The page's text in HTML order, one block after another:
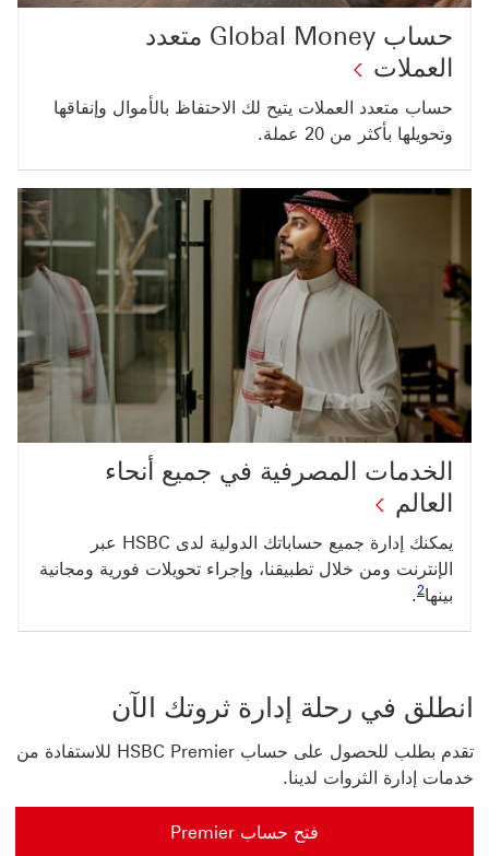
حساب Global Money متعدد
العملات
حساب متعدد العملات يتيح لك الاحتفاظ بالأموال وإنفاقها
وتحويلها بأكثر من 20 عملة.
الخدمات المصرفية في جميع أنحاء
العالم‬
يمكنك إدارة جميع حساباتك الدولية لدى HSBC عبر
الإنترنت ومن خلال تطبيقنا، وإجراء تحويلات فورية ومجانية
بينها2
رابط الحاشية السفلية 2
.
انطلق في رحلة إدارة ثروتك الآن
تقدم بطلب للحصول على حساب HSBC Premier للاستفادة من
خدمات إدارة الثروات لدينا.
فتح حساب Premier